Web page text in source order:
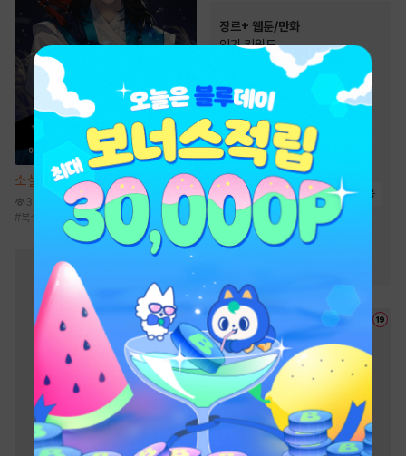
소설 사신빙의
3만
#복수물 빙의물 신무협
장르+ 웹툰/만화
인기 키워드
역사/시대물
#우정 #영상화
환생물
#초능력 #동물
#다정남 #동양풍
#오피스물 #친구
#연애/결혼 #복수 #현대물
# 성장물 #
이세계물
인외존재 # 소설원작